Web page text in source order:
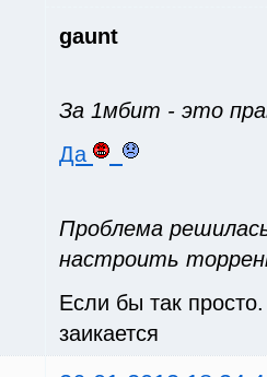
gaunt
За 1мбит - это
Да
Проблема
настроить
Если бы так
заикается